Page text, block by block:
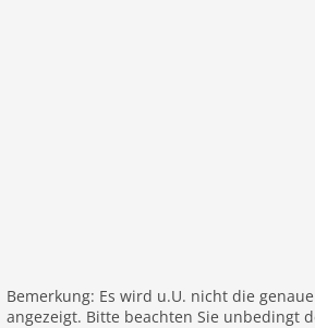
Bemerkung: Es wird u.U. nicht die
angezeigt. Bitte beachten Sie unbedingt